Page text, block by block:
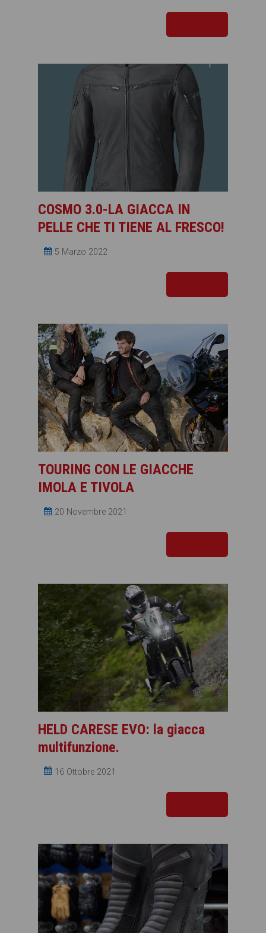
COSMO 3.0-LA GIACCA IN
PELLE CHE TI TIENE AL FRESCO!
5 Marzo 2022
TOURING CON LE GIACCHE
IMOLA E TIVOLA
20 Novembre 2021
HELD CARESE EVO: la giacca
multifunzione.
16 Ottobre 2021